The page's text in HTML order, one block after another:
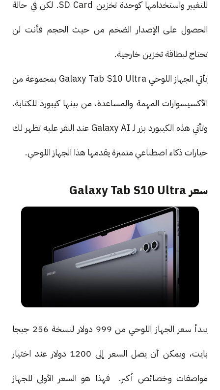
للتغيير واستخدامها كوحدة تخزين SD Card. لكن في حالة
الحصول على الإصدار الضخم من حيث الحجم فأنت لن
تحتاج لبطاقة تخزين خارجية.
يأتي الجهاز اللوحي Galaxy Tab S10 Ultra بمجموعة من
الأكسيسوارات المهمة والمساعدة، من بينها كيبورد للكتابة.
وتأتي هذه الكيبورد بزر لـ Galaxy AI عند النقر عليه تظهر لك
خيارات ذكاء اصطناعي متميزة يقدمها هذا الجهاز اللوحي.
سعر Galaxy Tab S10 Ultra
يبدأ سعر الجهاز اللوحي من 999 دولار لنسخة 256 جيجا
بايت، ويمكن أن يصل السعر إلى 1200 دولار عند اختيار
مواصفات وخصائص أكبر. فهذا هو السعر الأولى للجهاز